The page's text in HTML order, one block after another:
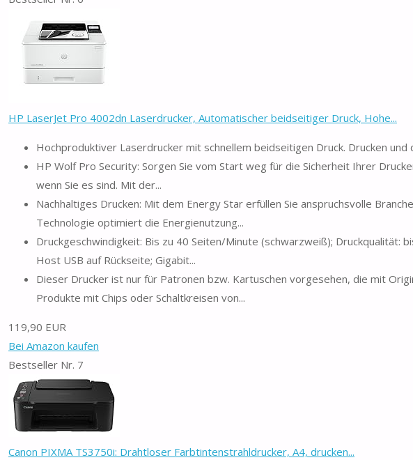
HP LaserJet Pro 4002dn Laserdrucker, Automatischer beidseitiger Druck, Hohe...
Hochproduktiver Laserdrucker mit schnellem beidseitigen Druck. Drucken
HP Wolf Pro Security: Sorgen Sie vom Start weg für die Sicherheit Ihrer
wenn Sie es sind. Mit der...
Nachhaltiges Drucken: Mit dem Energy Star erfüllen Sie anspruchsvolle
Technologie optimiert die Energienutzung...
Druckgeschwindigkeit: Bis zu 40 Seiten/Minute (schwarzweiß); Druckqualität:
Host USB auf Rückseite; Gigabit...
Dieser Drucker ist nur für Patronen bzw. Kartuschen vorgesehen, die mit
Produkte mit Chips oder Schaltkreisen von...
119,90 EUR
Bei Amazon kaufen
Bestseller Nr. 7
Canon PIXMA TS3750i: Drahtloser Farbtintenstrahldrucker, A4, drucken...